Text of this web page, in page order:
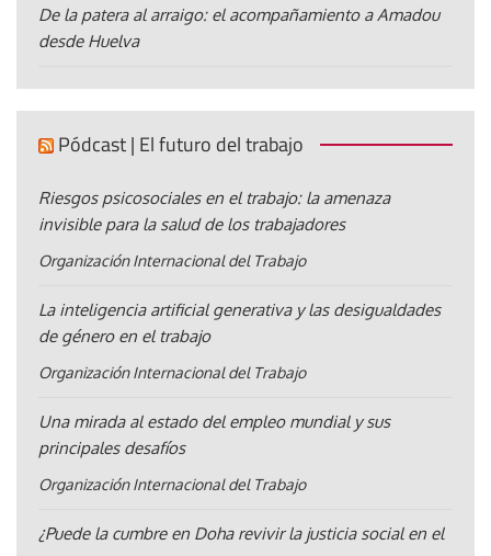
De la patera al arraigo: el acompañamiento a Amadou
desde Huelva
Pódcast | El futuro del trabajo
Riesgos psicosociales en el trabajo: la amenaza
invisible para la salud de los trabajadores
Organización Internacional del Trabajo
La inteligencia artificial generativa y las desigualdades
de género en el trabajo
Organización Internacional del Trabajo
Una mirada al estado del empleo mundial y sus
principales desafíos
Organización Internacional del Trabajo
¿Puede la cumbre en Doha revivir la justicia social en el